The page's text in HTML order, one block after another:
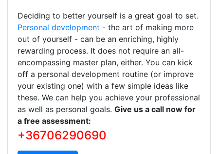
Deciding to better yourself is a great goal to set.
Personal development - the art of making more
out of yourself - can be an enriching, highly
rewarding process. It does not require an all-
encompassing master plan, either. You can kick
off a personal development routine (or improve
your existing one) with a few simple ideas like
these. We can help you achieve your professional
as well as personal goals. Give us a call now for
a free assessment:
+36706290690